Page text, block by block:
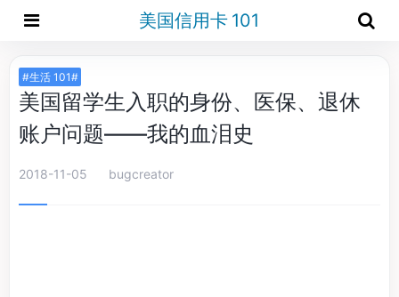
美国信用卡 101
#生活 101#
美国留学生入职的身份、医保、退休
账户问题——我的血泪史
2018-11-05 bugcreator